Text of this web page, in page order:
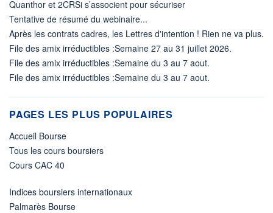
Quanthor et 2CRSi s’associent pour sécuriser
Tentative de résumé du webinaire...
Après les contrats cadres, les Lettres d'intention ! Rien ne va plus.
File des amix irréductibles :Semaine 27 au 31 juillet 2026.
File des amix irréductibles :Semaine du 3 au 7 aout.
File des amix irréductibles :Semaine du 3 au 7 aout.
PAGES LES PLUS POPULAIRES
Accueil Bourse
Tous les cours boursiers
Cours CAC 40
Indices boursiers internationaux
Palmarès Bourse